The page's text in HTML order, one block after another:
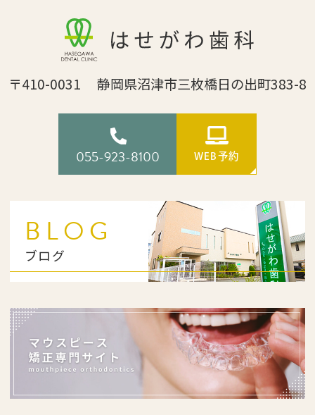
〒410-0031 静岡県沼津市三枚橋日の出町383-8
055-923-8100 WEB予約
BLOG
ブログ